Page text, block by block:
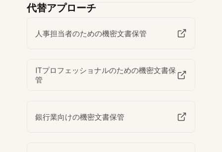
代替アプローチ
人事担当者のための機密文書保管
ITプロフェッショナルのための機密文書保
管
銀行業向けの機密文書保管